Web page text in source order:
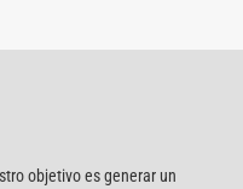
objetivo es generar un